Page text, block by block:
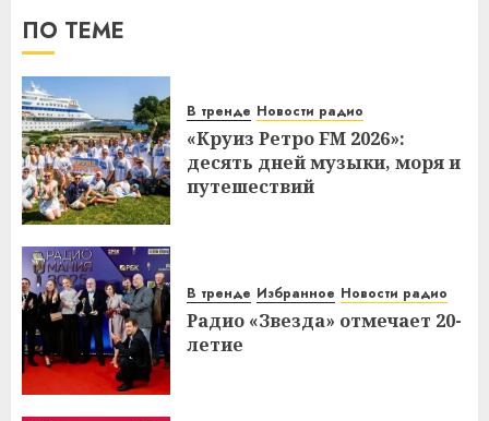
ПО ТЕМЕ
В тренде Новости радио
«Круиз Ретро FM 2026»:
десять дней музыки, моря и
путешествий
В тренде Избранное Новости радио
Радио «Звезда» отмечает 20-
летие